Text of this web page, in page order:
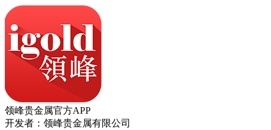
领峰贵金属官方APP
开发者：领峰贵金属有限公司